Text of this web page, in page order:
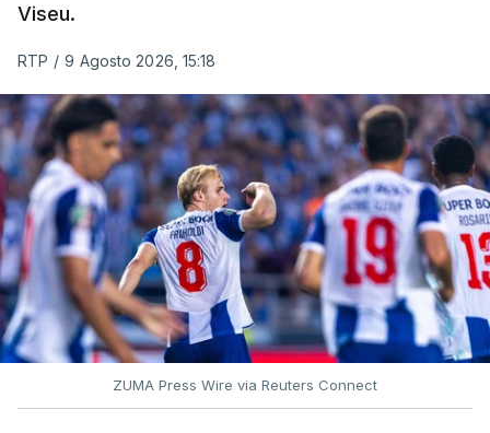
Viseu.
RTP / 9 Agosto 2026, 15:18
ZUMA Press Wire via Reuters Connect